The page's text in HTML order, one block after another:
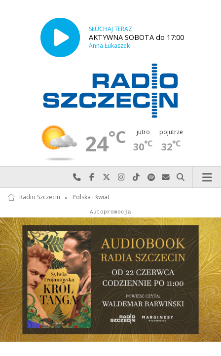
SŁUCHAJ TERAZ
AKTYWNA SOBOTA do 17:00
Anna Łukaszek
24°C jutro
30°C
pojutrze
32°C
Najlepiej po prostu do nas zadzwoń
Odwiedź nas na Facebook-u
Odwiedź nas na X
Odwiedź nas na Instagram-ie
Odwiedź nas na TikTok-u
Szukaj nas na Spotify
Wyślij do nas
Szukaj
Radio Szczecin » Polska i świat
Reklama
Autopromocja